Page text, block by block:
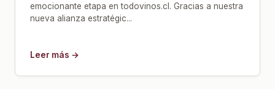
emocionante etapa en todovinos.cl. Gracias a nuestra
nueva alianza estratégic...
Leer más →